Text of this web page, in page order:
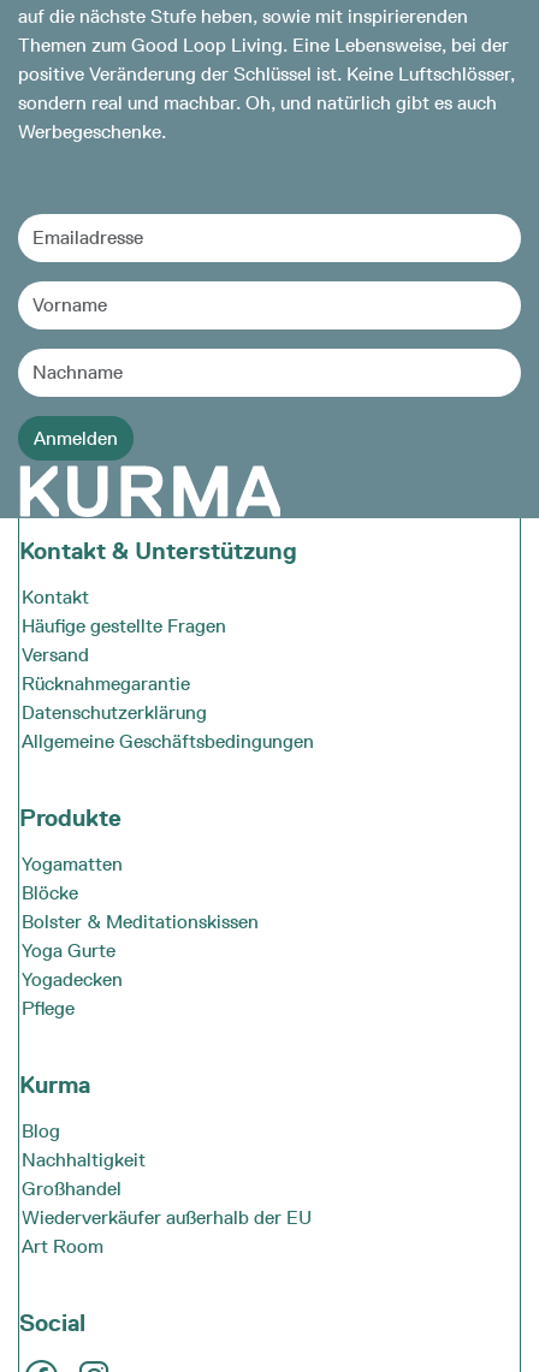
auf die nächste Stufe heben, sowie mit inspirierenden
Themen zum Good Loop Living. Eine Lebensweise, bei der
positive Veränderung der Schlüssel ist. Keine Luftschlösser,
sondern real und machbar. Oh, und natürlich gibt es auch
Werbegeschenke.
Kontakt & Unterstützung
Kontakt
Häufige gestellte Fragen
Versand
Rücknahmegarantie
Datenschutzerklärung
Allgemeine Geschäftsbedingungen
Produkte
Yogamatten
Blöcke
Bolster & Meditationskissen
Yoga Gurte
Yogadecken
Pflege
Kurma
Blog
Nachhaltigkeit
Großhandel
Wiederverkäufer außerhalb der EU
Art Room
Social